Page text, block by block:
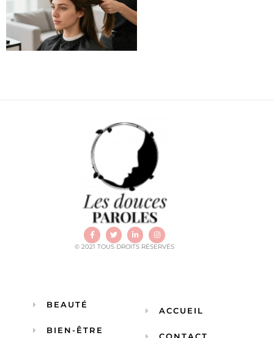
© 2021 TOUS DROITS RÉSERVÉS
BEAUTÉ
BIEN-ÊTRE
ACCUEIL